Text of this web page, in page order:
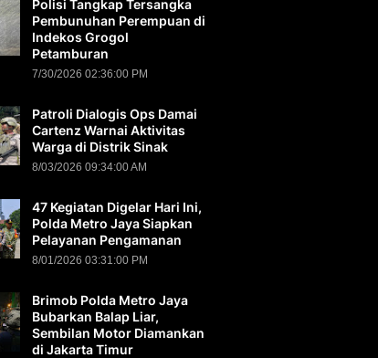
Polisi Tangkap Tersangka
Pembunuhan Perempuan di
Indekos Grogol
Petamburan
7/30/2026 02:36:00 PM
Patroli Dialogis Ops Damai
Cartenz Warnai Aktivitas
Warga di Distrik Sinak
8/03/2026 09:34:00 AM
47 Kegiatan Digelar Hari Ini,
Polda Metro Jaya Siapkan
Pelayanan Pengamanan
8/01/2026 03:31:00 PM
Brimob Polda Metro Jaya
Bubarkan Balap Liar,
Sembilan Motor Diamankan
di Jakarta Timur